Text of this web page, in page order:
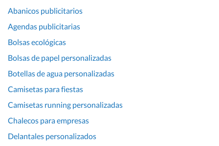
Abanicos publicitarios
Agendas publicitarias
Bolsas ecológicas
Bolsas de papel personalizadas
Botellas de agua personalizadas
Camisetas para fiestas
Camisetas running personalizadas
Chalecos para empresas
Delantales personalizados